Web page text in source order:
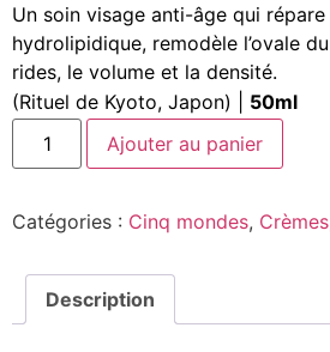
Un soin visage anti-âge qui
hydrolipidique, remodèle l’ovale
rides, le volume et la densité.
(Rituel de Kyoto, Japon) | 50ml
Ajouter au panier
Catégories : Cinq mondes, Crèmes
Description